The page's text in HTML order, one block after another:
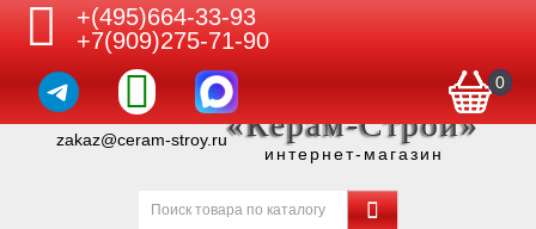
+(495)664-33-93
+7(909)275-71-90
0
zakaz@ceram-stroy.ru«Керам-Строй»
интернет-магазин